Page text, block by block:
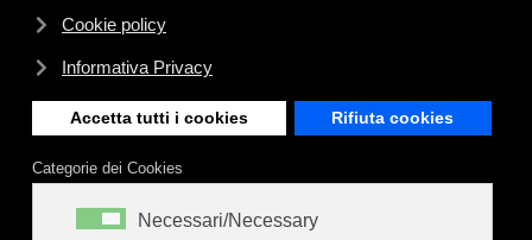
Cookie policy
Informativa Privacy
Accetta tutti i cookies Rifiuta cookies
Categorie dei Cookies
Necessari/Necessary
prodotto è la sua delicatezza nel gusto e la presenza di aromi
naturali particolari quali ad esempio i pistacchi.